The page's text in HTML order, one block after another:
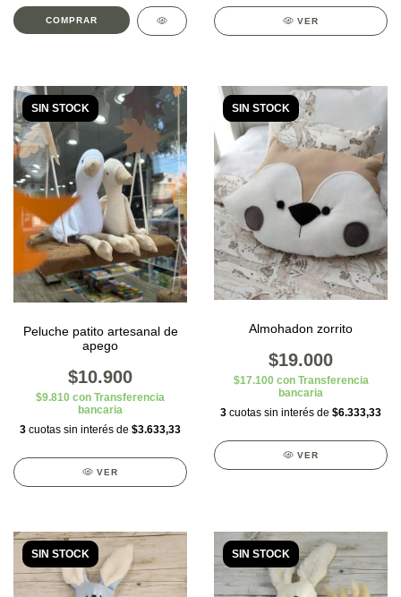
VER
SIN STOCK
Peluche patito artesanal de
apego
$10.900
$9.810 con Transferencia
bancaria
3 cuotas sin interés de $3.633,33
VER
SIN STOCK
Almohadon zorrito
$19.000
$17.100 con Transferencia
bancaria
3 cuotas sin interés de $6.333,33
VER
SIN STOCK SIN STOCK